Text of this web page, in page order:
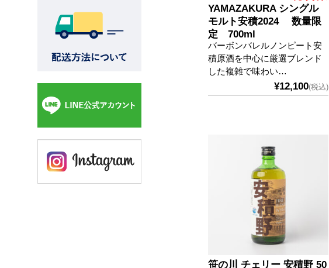
YAMAZAKURA シングル
モルト安積2024 数量限
定 700ml
バーボンバレルノンピート安
積原酒を中心に厳選ブレンド
した複雑で味わい…
¥12,100(税込)
笹の川 チェリー 安積野 50